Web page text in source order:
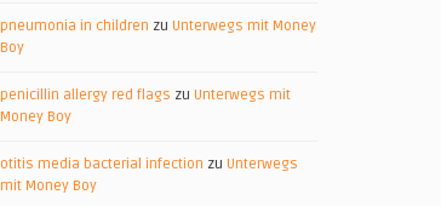
pneumonia in children zu Unterwegs mit Money
Boy
penicillin allergy red flags zu Unterwegs mit
Money Boy
otitis media bacterial infection zu Unterwegs
mit Money Boy